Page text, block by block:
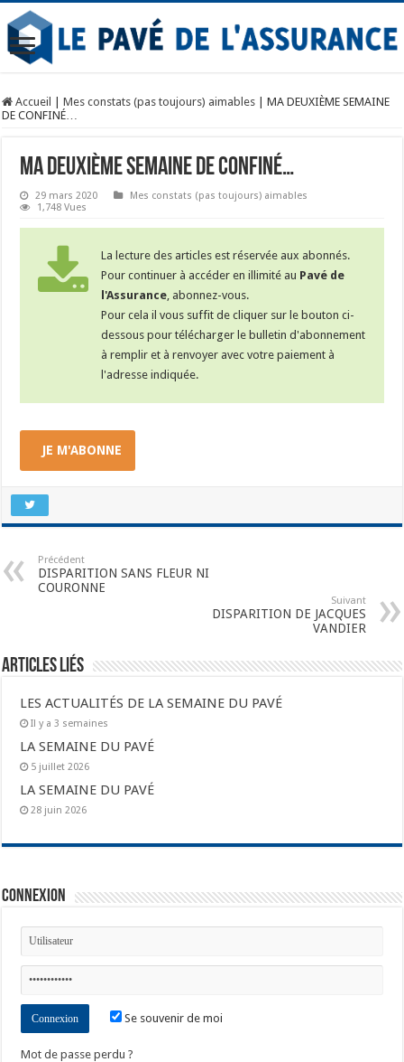
Accueil Mes constats (pas toujours) aimables
MA DEUXIÈME SEMAINE
DE CONFINÉ…
MA DEUXIÈME SEMAINE DE CONFINÉ…
29 mars 2020
Mes constats (pas toujours) aimables
1,748 Vues
La lecture des articles est réservée aux abonnés.
Pour continuer à accéder en illimité au Pavé de
l'Assurance , abonnez-vous.
Pour cela il vous suffit de cliquer sur le bouton ci-
dessous pour télécharger le bulletin d'abonnement
à remplir et à renvoyer avec votre paiement à
l'adresse indiquée.
JE M'ABONNE
Précédent
DISPARITION SANS FLEUR NI
COURONNE
Suivant
DISPARITION DE JACQUES
VANDIER
Articles liés
LES ACTUALITÉS DE LA SEMAINE DU PAVÉ
Il y a 3 semaines
LA SEMAINE DU PAVÉ
5 juillet 2026
LA SEMAINE DU PAVÉ
28 juin 2026
Connexion
Se souvenir de moi
Mot de passe perdu ?